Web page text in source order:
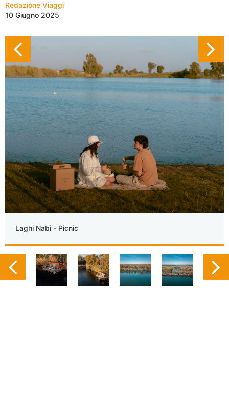
Redazione Viaggi
10 Giugno 2025
Laghi Nabi - Picnic